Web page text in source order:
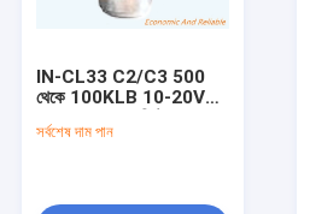
IN-CL33 C2/C3 500
থেকে 100KLB 10-20V
সেল ±0.25% নির্ভুলতা
সর্বশেষ দাম পান